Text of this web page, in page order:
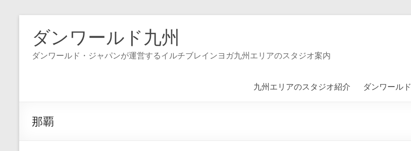
ダンワールド九州
ダンワールド・ジャパンが運営するイルチブレインヨガ九州エリアのスタジオ案内
九州エリアのスタジオ紹介 ダンワール
那覇